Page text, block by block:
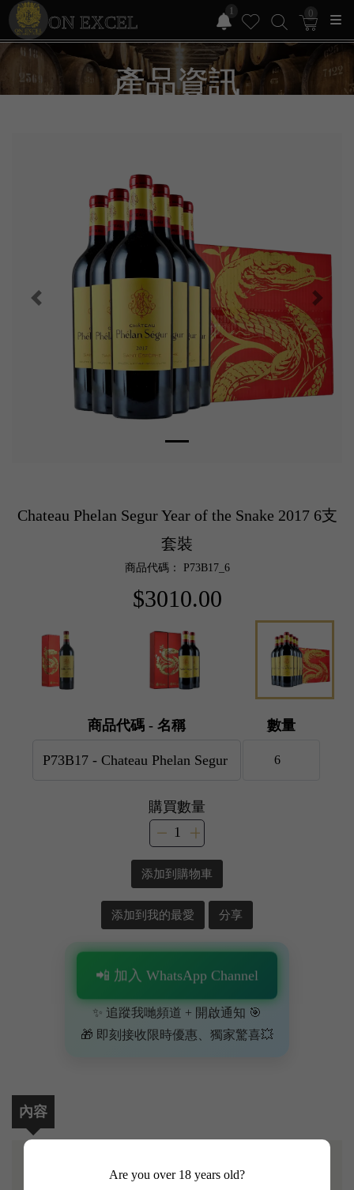
ON EXCEL
1 0
Are you over 18 years old?
產品資訊
Chateau Phelan Segur Year of the Snake 2017 6支
套裝
商品代碼： P73B17_6
$3010.00
商品代碼 - 名稱 數量
購買數量
添加到購物車
添加到我的最愛 分享
📲 加入 WhatsApp Channel
✨ 追蹤我哋頻道 + 開啟通知 🎯
🎁 即刻接收限時優惠、獨家驚喜💥
內容
【Chateau Phelan Segur Year of the Snake 2017】